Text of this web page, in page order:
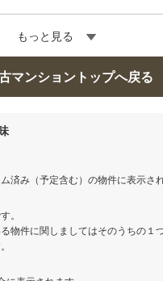
もっと見る
マンショントップへ戻る
済み（予定含む）の物件に表示され
。
物件に関しましてはそのうちの１